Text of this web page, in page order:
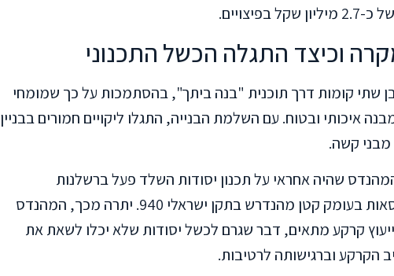
וכיצד התגלה הכשל התכנוני
שתי קומות דרך תוכנית "בנה ביתך", בהסתמכות על כך שמומחי
איכותי ובטוח. עם השלמת הבנייה, התגלו ליקויים חמורים בבניין
קשה.
שהיה אחראי על תכנון יסודות השלד פעל ברשלנות
משמעותית כאשר תכנן כלונסאות בעומק קטן מהנדרש בתקן ישראלי 940. יתרה מכך, המהנדס
קרקע מתאים, דבר שגרם לכשל יסודות שלא יכלו לשאת את
וברגישותה לרטיבות.